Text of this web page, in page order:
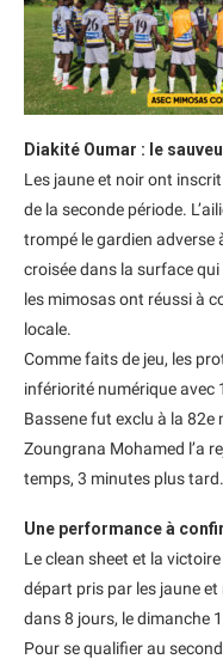
Diakité Oumar : le
Les jaune et noir ont
de la seconde période.
trompé le gardien adverse
croisée dans la surface
les mimosas ont réussi à
locale.
Comme faits de jeu, les
infériorité numérique avec
Bassene fut exclu à la 82e
Zoungrana Mohamed l’a
temps, 3 minutes plus tard.
Une performance à
Le clean sheet et la
départ pris par les jaune
dans 8 jours, le dimanche
Pour se qualifier au